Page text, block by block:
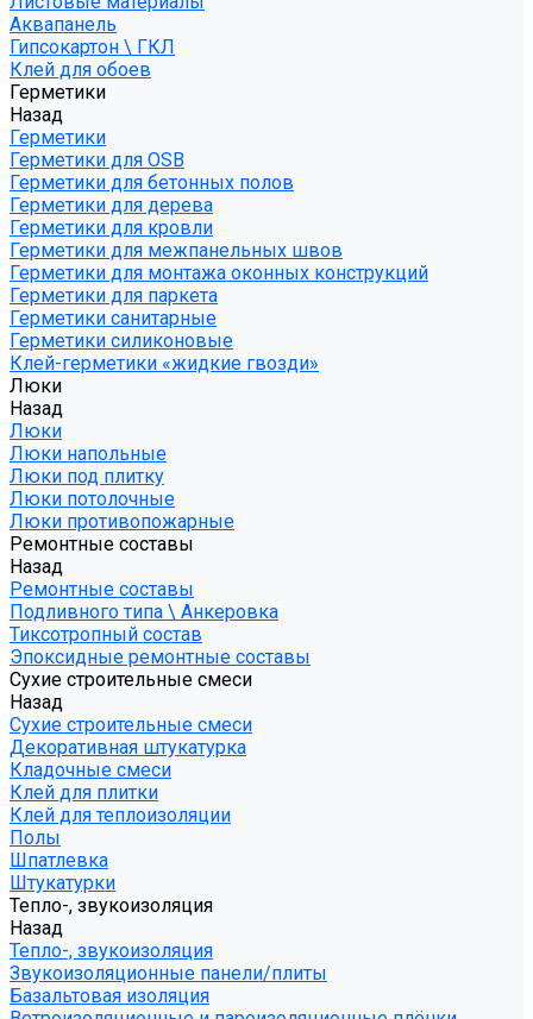
Аквапанель
Гипсокартон \ ГКЛ
Клей для обоев
Герметики
Назад
Герметики
Герметики для OSB
Герметики для бетонных полов
Герметики для дерева
Герметики для кровли
Герметики для межпанельных швов
Герметики для монтажа оконных конструкций
Герметики для паркета
Герметики санитарные
Герметики силиконовые
Клей-герметики «жидкие гвозди»
Люки
Назад
Люки
Люки напольные
Люки под плитку
Люки потолочные
Люки противопожарные
Ремонтные составы
Назад
Ремонтные составы
Подливного типа \ Анкеровка
Тиксотропный состав
Эпоксидные ремонтные составы
Сухие строительные смеси
Назад
Сухие строительные смеси
Декоративная штукатурка
Кладочные смеси
Клей для плитки
Клей для теплоизоляции
Полы
Шпатлевка
Штукатурки
Тепло-, звукоизоляция
Назад
Тепло-, звукоизоляция
Звукоизоляционные панели/плиты
Базальтовая изоляция